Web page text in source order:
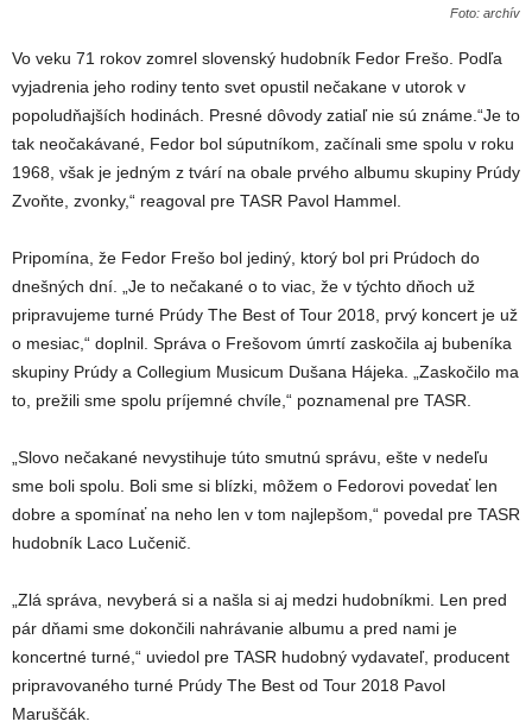
Foto: archív
Vo veku 71 rokov zomrel slovenský hudobník Fedor Frešo. Podľa
vyjadrenia jeho rodiny tento svet opustil nečakane v utorok v
popoludňajších hodinách. Presné dôvody zatiaľ nie sú známe.“Je to
tak neočakávané, Fedor bol súputníkom, začínali sme spolu v roku
1968, však je jedným z tvárí na obale prvého albumu skupiny Prúdy
Zvoňte, zvonky,“ reagoval pre TASR Pavol Hammel.
Pripomína, že Fedor Frešo bol jediný, ktorý bol pri Prúdoch do
dnešných dní. „Je to nečakané o to viac, že v týchto dňoch už
pripravujeme turné Prúdy The Best of Tour 2018, prvý koncert je už
o mesiac,“ doplnil. Správa o Frešovom úmrtí zaskočila aj bubeníka
skupiny Prúdy a Collegium Musicum Dušana Hájeka. „Zaskočilo ma
to, prežili sme spolu príjemné chvíle,“ poznamenal pre TASR.
„Slovo nečakané nevystihuje túto smutnú správu, ešte v nedeľu
sme boli spolu. Boli sme si blízki, môžem o Fedorovi povedať len
dobre a spomínať na neho len v tom najlepšom,“ povedal pre TASR
hudobník Laco Lučenič.
„Zlá správa, nevyberá si a našla si aj medzi hudobníkmi. Len pred
pár dňami sme dokončili nahrávanie albumu a pred nami je
koncertné turné,“ uviedol pre TASR hudobný vydavateľ, producent
pripravovaného turné Prúdy The Best od Tour 2018 Pavol
Maruščák.